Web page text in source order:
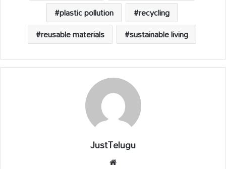
plastic pollution
recycling
reusable materials
sustainable living
JustTelugu